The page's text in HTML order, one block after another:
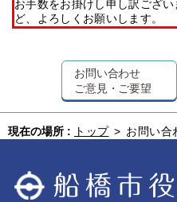
お手数をお掛けし申し訳ござ
ど、よろしくお願いします。
お問い合わせ
ご意見・ご要望
現在の場所 : トップ > お問い合